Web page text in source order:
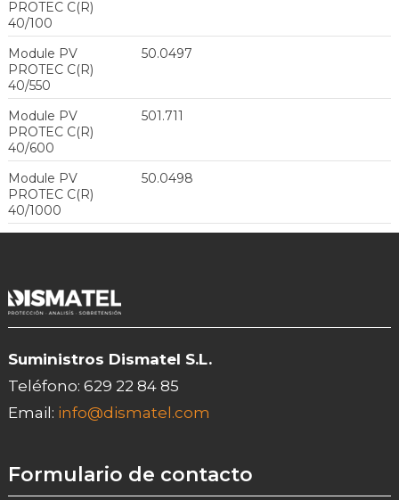
PROTEC C(R)
40/100
Module PV
PROTEC C(R)
40/550
50.0497
Module PV
PROTEC C(R)
40/600
501.711
Module PV
PROTEC C(R)
40/1000
50.0498
Suministros Dismatel S.L.
Teléfono: 629 22 84 85
Email: info@dismatel.com
Formulario de contacto